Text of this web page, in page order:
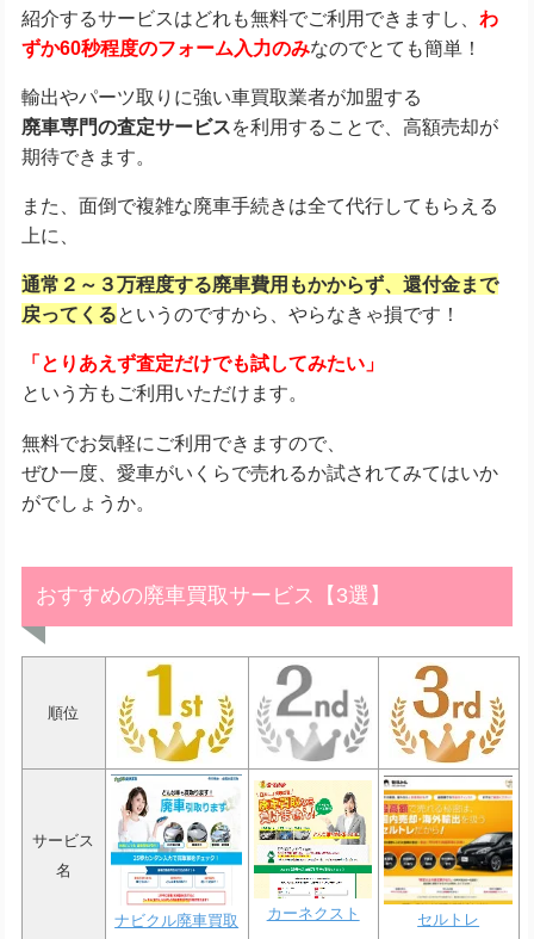
紹介するサービスはどれも無料でご利用できますし、 わ
ずか60秒程度のフォーム入力のみなのでとても簡単！
輸出やパーツ取りに強い車買取業者が加盟する
廃車専門の査定サービスを利用することで、高額売却が
期待できます。
また、面倒で複雑な廃車手続きは全て代行してもらえる
上に、
通常２～３万程度する廃車費用もかからず、 還付金まで
戻ってくるというのですから、やらなきゃ損です！
「とりあえず査定だけでも試してみたい」
という方もご利用いただけます。
無料でお気軽にご利用できますので、
ぜひ一度、愛車がいくらで売れるか試されてみてはいか
がでしょうか。
おすすめの廃車買取サービス【3選】
順位
サービス
名
ナビクル廃車買取 カーネクスト セルトレ